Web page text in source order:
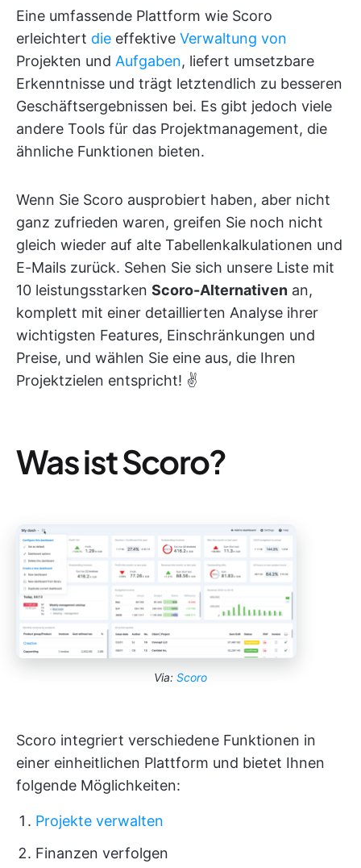
Eine umfassende Plattform wie Scoro
erleichtert die effektive Verwaltung von
Projekten und Aufgaben, liefert umsetzbare
Erkenntnisse und trägt letztendlich zu besseren
Geschäftsergebnissen bei. Es gibt jedoch viele
andere Tools für das Projektmanagement, die
ähnliche Funktionen bieten.
Wenn Sie Scoro ausprobiert haben, aber nicht
ganz zufrieden waren, greifen Sie noch nicht
gleich wieder auf alte Tabellenkalkulationen und
E-Mails zurück. Sehen Sie sich unsere Liste mit
10 leistungsstarken Scoro-Alternativen an,
komplett mit einer detaillierten Analyse ihrer
wichtigsten Features, Einschränkungen und
Preise, und wählen Sie eine aus, die Ihren
Projektzielen entspricht! ✌️
Was ist Scoro?
Via: Scoro
Scoro integriert verschiedene Funktionen in
einer einheitlichen Plattform und bietet Ihnen
folgende Möglichkeiten:
Projekte verwalten
Finanzen verfolgen